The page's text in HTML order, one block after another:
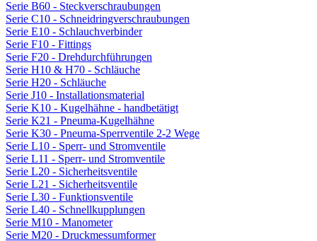
Serie B60 - Steckverschraubungen
Serie C10 - Schneidringverschraubungen
Serie E10 - Schlauchverbinder
Serie F10 - Fittings
Serie F20 - Drehdurchführungen
Serie H10 & H70 - Schläuche
Serie H20 - Schläuche
Serie J10 - Installationsmaterial
Serie K10 - Kugelhähne - handbetätigt
Serie K21 - Pneuma-Kugelhähne
Serie K30 - Pneuma-Sperrventile 2-2 Wege
Serie L10 - Sperr- und Stromventile
Serie L11 - Sperr- und Stromventile
Serie L20 - Sicherheitsventile
Serie L21 - Sicherheitsventile
Serie L30 - Funktionsventile
Serie L40 - Schnellkupplungen
Serie M10 - Manometer
Serie M20 - Druckmessumformer